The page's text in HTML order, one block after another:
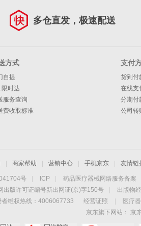
多仓直发，极速配送
方式
自提
限时达
服务查询
费收取标准
支付
货到付
在线支
分期付
公司转
商家帮助 营销中心 手机京东 友情链
号 ICP 药品医疗器械网络服务备案
出版许可证编号新出网证(京)字150号
出版物
者维权热线：4006067733 经营证照 医疗
京东旗下网站：
京